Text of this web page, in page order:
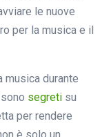
le nuove
per la musica e il
musica durante
segreti su
per rendere